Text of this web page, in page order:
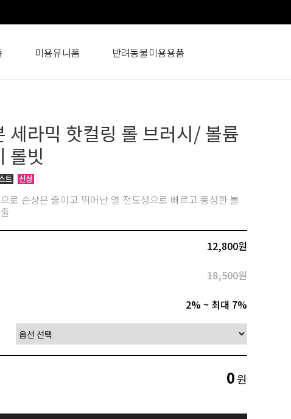
미용유니폼 반려동물미용용품
세라믹 핫컬링 롤 브러시/ 볼륨
롤빗
로 손상은 줄이고 뛰어난 열 전도성으로 빠르고 풍성한 볼
12,800원
18,500원
2% ~ 최대 7%
0원